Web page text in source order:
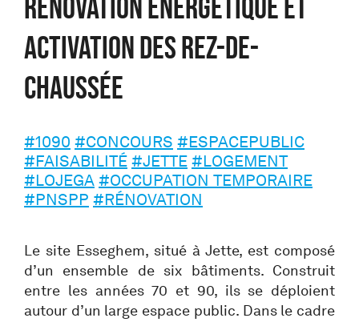
rénovation énergétique et
activation des rez-de-
chaussée
#1090 #CONCOURS #ESPACEPUBLIC
#FAISABILITÉ #JETTE #LOGEMENT
#LOJEGA #OCCUPATION TEMPORAIRE
#PNSPP #RÉNOVATION
Le site Esseghem, situé à Jette, est composé
d’un ensemble de six bâtiments. Construit
entre les années 70 et 90, ils se déploient
autour d’un large espace public. Dans le cadre